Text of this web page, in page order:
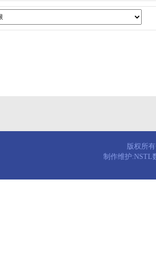
版权所
制作维护:NSTL